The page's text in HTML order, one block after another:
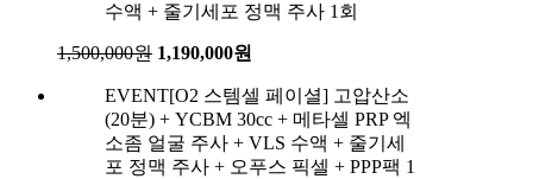
수액 + 줄기세포 정맥 주사 1회
1,500,000원 1,190,000원
EVENT[O2 스템셀 페이셜] 고압산소
(20분) + YCBM 30cc + 메타셀 PRP 엑
소좀 얼굴 주사 + VLS 수액 + 줄기세
포 정맥 주사 + 오푸스 픽셀 + PPP팩 1